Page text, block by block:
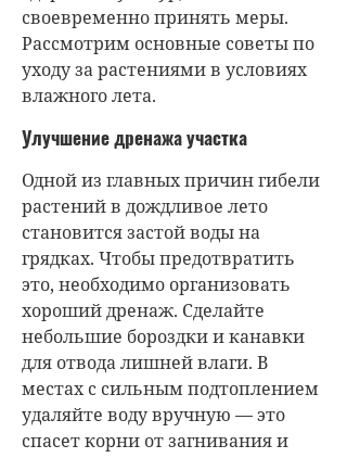
своевременно принять меры.
Рассмотрим основные советы по
уходу за растениями в условиях
влажного лета.
Улучшение дренажа участка
Одной из главных причин гибели
растений в дождливое лето
становится застой воды на
грядках. Чтобы предотвратить
это, необходимо организовать
хороший дренаж. Сделайте
небольшие бороздки и канавки
для отвода лишней влаги. В
местах с сильным подтоплением
удаляйте воду вручную — это
спасет корни от загнивания и